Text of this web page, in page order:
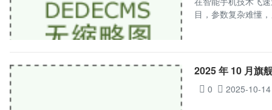
目，参数复杂难懂
2025 年 10 月旗
0 2025-10-